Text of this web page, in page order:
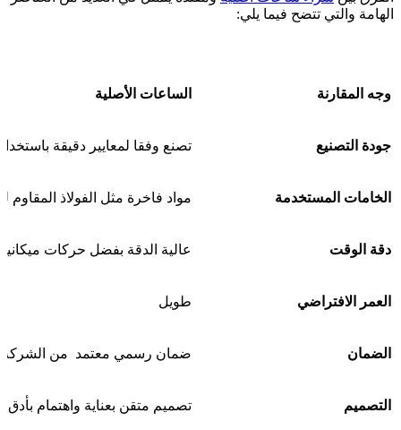
الهامة والتي تتضح فيما يلي:
وجه المقارنة الساعات الأصلية
جودة التصنيع تصنع وفقا لمعايير دقيقة
الخامات المستخدمة مواد فاخرة مثل الفولاذ المقاوم
دقة الوقت عالية الدقة بفضل حركات
العمر الافتراضي طويل
الضمان ضمان رسمي معتمد من الشركة
التصميم تصميم متقن بعناية واهتمام بأدق